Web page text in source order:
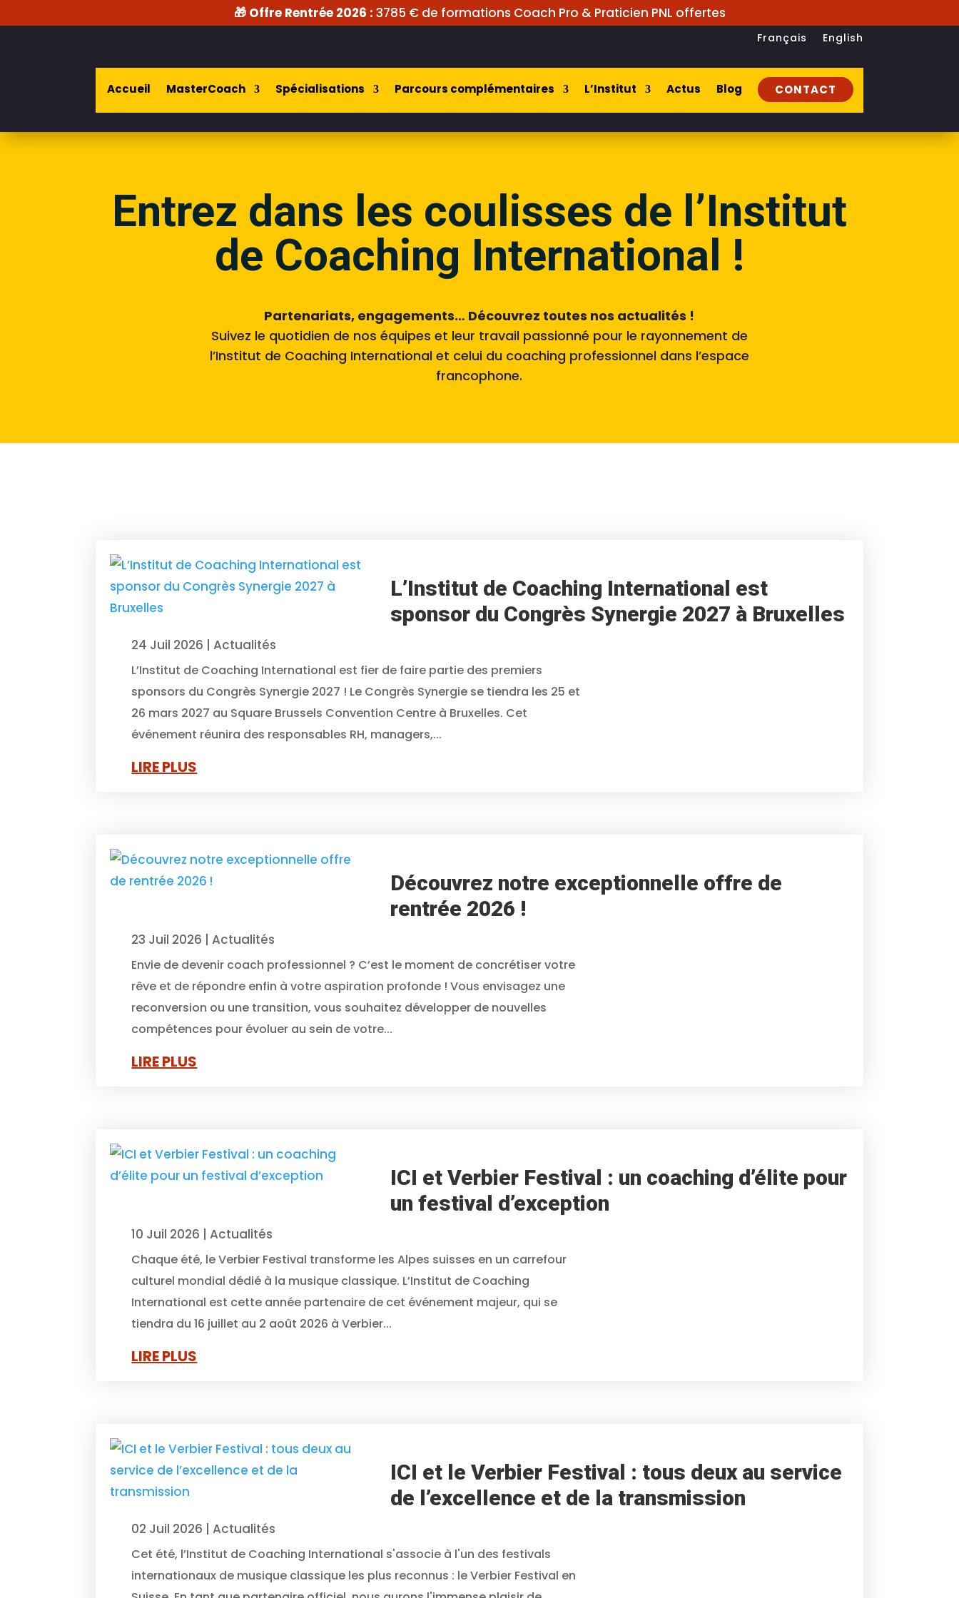
🎁 Offre Rentrée 2026 : 3785 € de formations Coach Pro & Praticien PNL offertes
Français English
Accueil MasterCoach Spécialisations Parcours complémentaires L’Institut Actus Blog CONTACT
Entrez dans les coulisses de l’Institut
de Coaching International !
Partenariats, engagements… Découvrez toutes nos actualités !
Suivez le quotidien de nos équipes et leur travail passionné pour le rayonnement de
l’Institut de Coaching International et celui du coaching professionnel dans l’espace
francophone.
L’Institut de Coaching International est
sponsor du Congrès Synergie 2027 à Bruxelles
24 Juil 2026 |Actualités
L’Institut de Coaching International est fier de faire partie des premiers
sponsors du Congrès Synergie 2027 ! Le Congrès Synergie se tiendra les 25 et
26 mars 2027 au Square Brussels Convention Centre à Bruxelles. Cet
événement réunira des responsables RH, managers,...
LIRE PLUS
Découvrez notre exceptionnelle offre de
rentrée 2026 !
23 Juil 2026 |Actualités
Envie de devenir coach professionnel ? C’est le moment de concrétiser votre
rêve et de répondre enfin à votre aspiration profonde ! Vous envisagez une
reconversion ou une transition, vous souhaitez développer de nouvelles
compétences pour évoluer au sein de votre...
LIRE PLUS
ICI et Verbier Festival : un coaching d’élite pour
un festival d’exception
10 Juil 2026 |Actualités
Chaque été, le Verbier Festival transforme les Alpes suisses en un carrefour
culturel mondial dédié à la musique classique. L’Institut de Coaching
International est cette année partenaire de cet événement majeur, qui se
tiendra du 16 juillet au 2 août 2026 à Verbier...
LIRE PLUS
ICI et le Verbier Festival : tous deux au service
de l’excellence et de la transmission
02 Juil 2026 |Actualités
Cet été, l’Institut de Coaching International s'associe à l'un des festivals
internationaux de musique classique les plus reconnus : le Verbier Festival en